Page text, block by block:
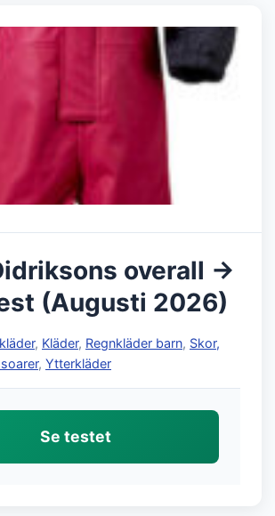
overall →
(Augusti 2026)
, Kläder, Regnkläder barn, Skor,
, Ytterkläder
Se testet